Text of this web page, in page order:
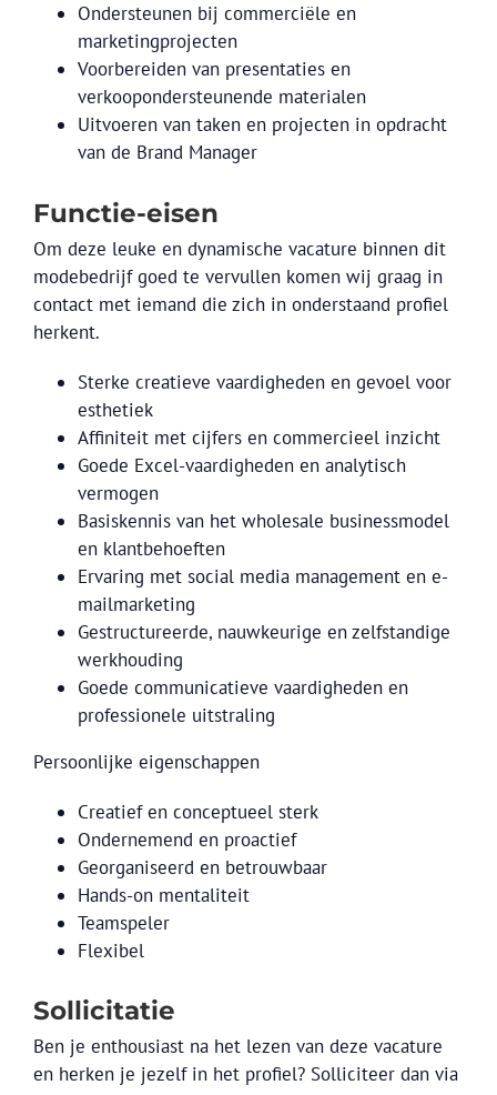
Ondersteunen bij commerciële en
marketingprojecten
Voorbereiden van presentaties en
verkoopondersteunende materialen
Uitvoeren van taken en projecten in opdracht
van de Brand Manager
Functie-eisen
Om deze leuke en dynamische vacature binnen dit
modebedrijf goed te vervullen komen wij graag in
contact met iemand die zich in onderstaand profiel
herkent.
Sterke creatieve vaardigheden en gevoel voor
esthetiek
Affiniteit met cijfers en commercieel inzicht
Goede Excel-vaardigheden en analytisch
vermogen
Basiskennis van het wholesale businessmodel
en klantbehoeften
Ervaring met social media management en e-
mailmarketing
Gestructureerde, nauwkeurige en zelfstandige
werkhouding
Goede communicatieve vaardigheden en
professionele uitstraling
Persoonlijke eigenschappen
Creatief en conceptueel sterk
Ondernemend en proactief
Georganiseerd en betrouwbaar
Hands-on mentaliteit
Teamspeler
Flexibel
Sollicitatie
Ben je enthousiast na het lezen van deze vacature
en herken je jezelf in het profiel? Solliciteer dan via